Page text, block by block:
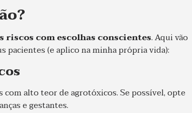
riscos com escolhas conscientes. Aqui vão
pacientes (e aplico na minha própria vida):
alto teor de agrotóxicos. Se possível, opte
e gestantes.